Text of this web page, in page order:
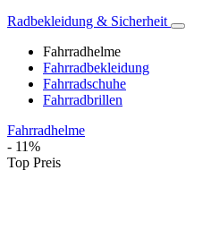
Radbekleidung & Sicherheit
Fahrradhelme
Fahrradbekleidung
Fahrradschuhe
Fahrradbrillen
Fahrradhelme
- 11%
Top Preis